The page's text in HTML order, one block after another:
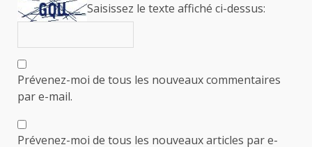
Saisissez le texte affiché ci-dessus:
Prévenez-moi de tous les nouveaux commentaires
par e-mail.
Prévenez-moi de tous les nouveaux articles par e-